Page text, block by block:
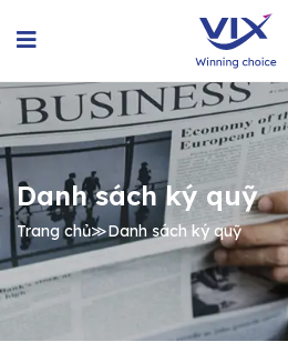
Danh sách ký quỹ
Trang chủ≫Danh sách ký quỹ